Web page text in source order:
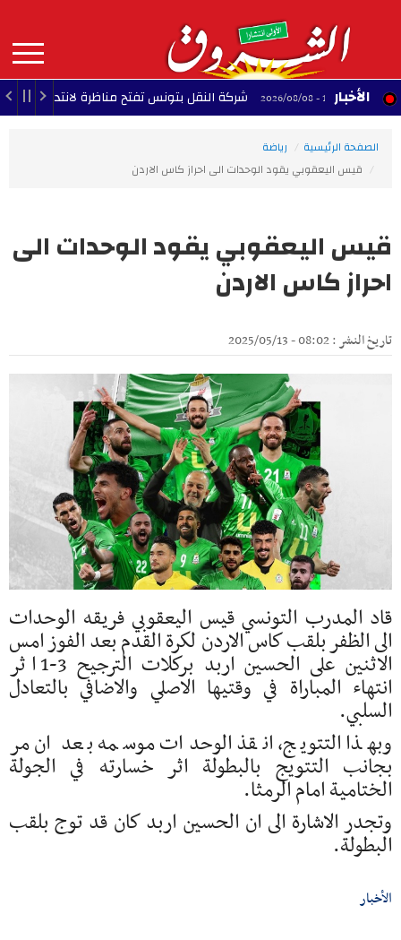
contenu
principal
MAIN
NAVIGATION الأخبار14:01 - 2026/08/08 شركة النقل بتونس تفتح مناظرة لانتداب 580 عونا
الصفحة الرئيسية
رياضة
قيس اليعقوبي يقود الوحدات الى احراز كاس الاردن
قيس اليعقوبي يقود الوحدات الى
احراز كاس الاردن
تاريخ النشر : 08:02 - 2025/05/13
قاد المدرب التونسي قيس اليعقوبي فريقه الوحدات
الى الظفر بلقب كاس الاردن لكرة القدم بعد الفوز امس
الاثنين على الحسين اربد بركلات الترجيح 3-1 اثر
انتهاء المباراة في وقتيها الاصلي والاضافي بالتعادل
السلبي.
وبهذا التتويج، انقذ الوحدات موسمه بعد ان مر
بجانب التتويج بالبطولة اثر خسارته في الجولة
الختامية امام الرمثا.
وتجدر الاشارة الى ان الحسين اربد كان قد توج بلقب
البطولة.
الأخبار